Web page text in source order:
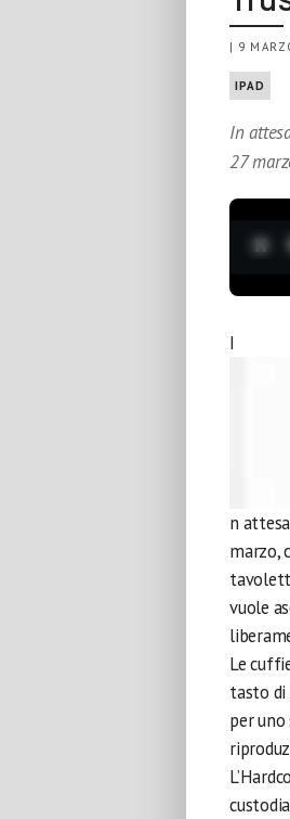
| 9
IPAD
In
27
I
n
marzo,
vuole
Le
tasto di
per